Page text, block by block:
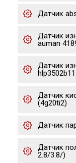
Датчик
Датчик
auman
Датчик
Датчик
(4g20ti2)
Датчик
Датчик
2.8/3.8/)